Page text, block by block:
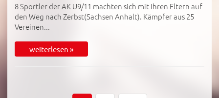
8 Sportler der AK U9/11 machten sich mit Ihren Eltern auf
den Weg nach Zerbst(Sachsen Anhalt). Kämpfer aus 25
Vereinen...
weiterlesen »